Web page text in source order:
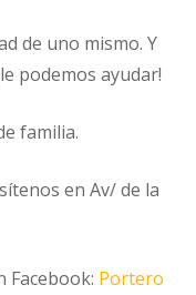
de uno mismo. Y
podemos ayudar!
familia.
en Av/ de la
Facebook: Portero